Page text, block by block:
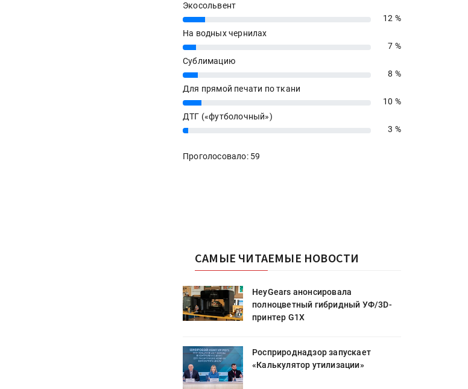
Экосольвент
12%
12 %
На водных чернилах
7%
7 %
Сублимацию
8%
8 %
Для прямой печати по ткани
10%
10 %
ДТГ («футболочный»)
3% 3 %
Проголосовало: 59
САМЫЕ ЧИТАЕМЫЕ НОВОСТИ
HeyGears анонсировала
полноцветный гибридный УФ/3D-
принтер G1X
Росприроднадзор запускает
«Калькулятор утилизации»